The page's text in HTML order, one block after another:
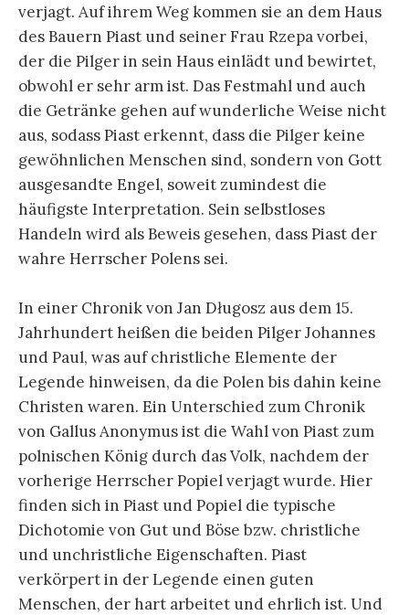
verjagt. Auf ihrem Weg kommen sie an dem Haus
des Bauern Piast und seiner Frau Rzepa vorbei,
der die Pilger in sein Haus einlädt und bewirtet,
obwohl er sehr arm ist. Das Festmahl und auch
die Getränke gehen auf wunderliche Weise nicht
aus, sodass Piast erkennt, dass die Pilger keine
gewöhnlichen Menschen sind, sondern von Gott
ausgesandte Engel, soweit zumindest die
häufigste Interpretation. Sein selbstloses
Handeln wird als Beweis gesehen, dass Piast der
wahre Herrscher Polens sei.
In einer Chronik von Jan Długosz aus dem 15.
Jahrhundert heißen die beiden Pilger Johannes
und Paul, was auf christliche Elemente der
Legende hinweisen, da die Polen bis dahin keine
Christen waren. Ein Unterschied zum Chronik
von Gallus Anonymus ist die Wahl von Piast zum
polnischen König durch das Volk, nachdem der
vorherige Herrscher Popiel verjagt wurde. Hier
finden sich in Piast und Popiel die typische
Dichotomie von Gut und Böse bzw. christliche
und unchristliche Eigenschaften. Piast
verkörpert in der Legende einen guten
Menschen, der hart arbeitet und ehrlich ist. Und